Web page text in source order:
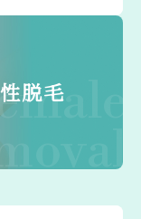
脱毛